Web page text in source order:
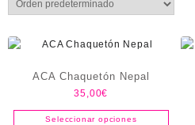
ACA Chaquetón Nepal
35,00€
Seleccionar opciones